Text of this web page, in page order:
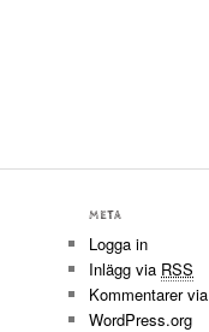
META
Logga in
Inlägg via RSS
Kommentarer via
WordPress.org